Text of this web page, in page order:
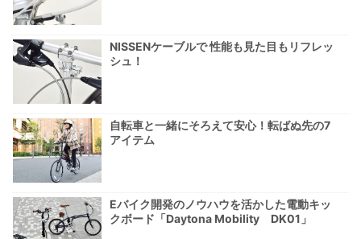
NISSENケーブルで 性能も見た目もリフレッ
シュ！
自転車と一緒にそろえて安心！転ばぬ先の7
アイテム
Eバイク開発のノウハウを活かした電動キッ
クボード「Daytona Mobility DK01」